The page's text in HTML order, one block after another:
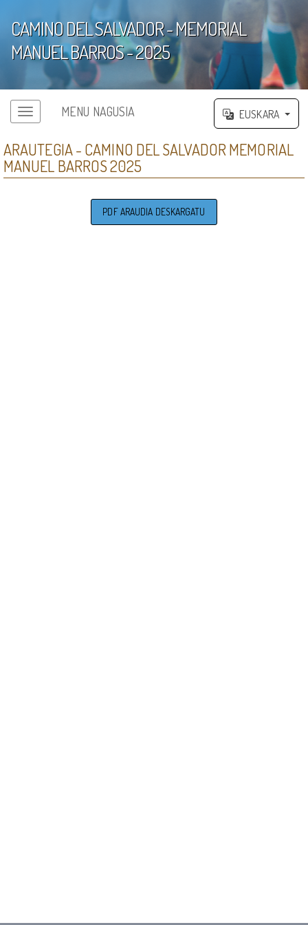
CAMINO DEL SALVADOR - MEMORIAL
MANUEL BARROS - 2025
MENU NAGUSIA EUSKARA
ARAUTEGIA - CAMINO DEL SALVADOR MEMORIAL
MANUEL BARROS 2025
PDF ARAUDIA DESKARGATU